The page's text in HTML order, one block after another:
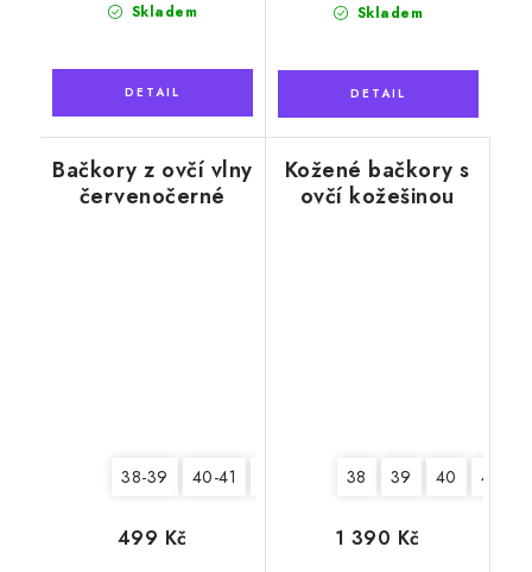
Skladem Skladem
Bačkory z ovčí vlny
červenočerné
38-39 40-41 44-45
499 Kč
Kožené bačkory s
ovčí kožešinou
38 39 40 41
1 390 Kč